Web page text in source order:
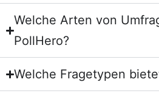
Welche Arten von
PollHero?
Welche Fragetypen